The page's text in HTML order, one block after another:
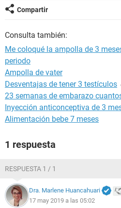
Compartir
Consulta también:
Me coloqué la ampolla de 3
periodo
Ampolla de vater
Desventajas de tener 3 testículos
23 semanas de embarazo
Inyección anticonceptiva de 3
Alimentación bebe 7 meses
1 respuesta
RESPUESTA 1 / 1
Dra. Marlene Huancahuari
17 may 2019 a las 05:02